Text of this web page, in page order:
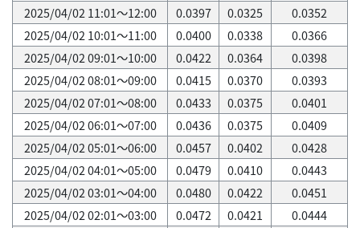
2025/04/02 11:01～12:00
0.0397 0.0325
0.0352
2025/04/02 10:01～11:00
0.0400 0.0338
0.0366
2025/04/02 09:01～10:00
0.0422 0.0364
0.0398
2025/04/02 08:01～09:00
0.0415 0.0370
0.0393
2025/04/02 07:01～08:00
0.0433 0.0375
0.0401
2025/04/02 06:01～07:00
0.0436 0.0375
0.0409
2025/04/02 05:01～06:00
0.0457 0.0402
0.0428
2025/04/02 04:01～05:00
0.0479 0.0410
0.0443
2025/04/02 03:01～04:00
0.0480 0.0422
0.0451
2025/04/02 02:01～03:00
0.0472 0.0421
0.0444